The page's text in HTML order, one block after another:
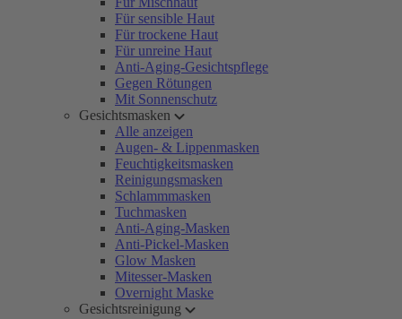
Für sensible Haut
Für trockene Haut
Für unreine Haut
Anti-Aging-Gesichtspflege
Gegen Rötungen
Mit Sonnenschutz
Gesichtsmasken
Alle anzeigen
Augen- & Lippenmasken
Feuchtigkeitsmasken
Reinigungsmasken
Schlammmasken
Tuchmasken
Anti-Aging-Masken
Anti-Pickel-Masken
Glow Masken
Mitesser-Masken
Overnight Maske
Gesichtsreinigung